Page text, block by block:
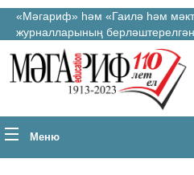
«Мәгариф» һәм «Гаилә һәм
журналларының
Меню